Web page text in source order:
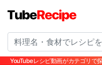
YouTubeレシピ動画がカテゴリで